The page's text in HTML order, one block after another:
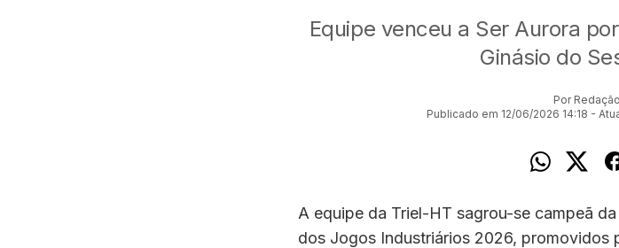
Equipe venceu a Ser Aurora
Ginásio do
Por
Publicado em 12/06/2026 14:18 -
A equipe da Triel-HT sagrou-se campeã
dos Jogos Industriários 2026, promovidos